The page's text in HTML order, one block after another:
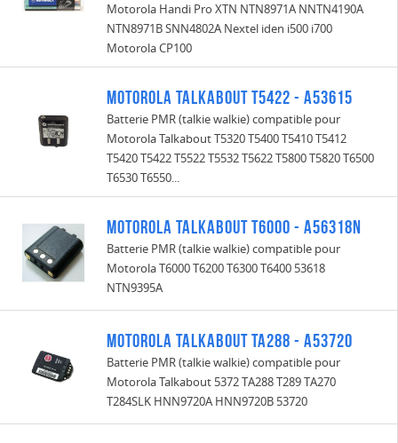
Motorola Handi Pro XTN NTN8971A NNTN4190A
NTN8971B SNN4802A Nextel iden i500 i700
Motorola CP100
Motorola Talkabout T5422 - A53615
Batterie PMR (talkie walkie) compatible pour
Motorola Talkabout T5320 T5400 T5410 T5412
T5420 T5422 T5522 T5532 T5622 T5800 T5820 T6500
T6530 T6550...
Motorola Talkabout T6000 - A56318N
Batterie PMR (talkie walkie) compatible pour
Motorola T6000 T6200 T6300 T6400 53618
NTN9395A
Motorola Talkabout TA288 - A53720
Batterie PMR (talkie walkie) compatible pour
Motorola Talkabout 5372 TA288 T289 TA270
T284SLK HNN9720A HNN9720B 53720